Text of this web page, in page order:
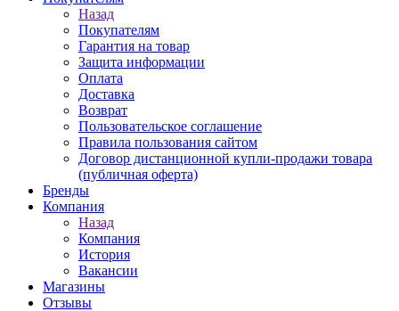
Назад
Покупателям
Гарантия на товар
Защита информации
Оплата
Доставка
Возврат
Пользовательское соглашение
Правила пользования сайтом
Договор дистанционной купли-продажи товара
(публичная оферта)
Бренды
Компания
Назад
Компания
История
Вакансии
Магазины
Отзывы